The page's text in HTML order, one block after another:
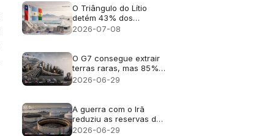
do Tesouro dos EUA
O Triângulo do Lítio
detém 43% dos
recursos de lítio. 2028
2026-07-08
O G7 consegue extrair
terras raras, mas 85%
da cadeia de
ímãs permanentes
2026-06-29
A guerra com o Irã
reduziu as reservas de
petróleo mundiais ao
2026-06-29